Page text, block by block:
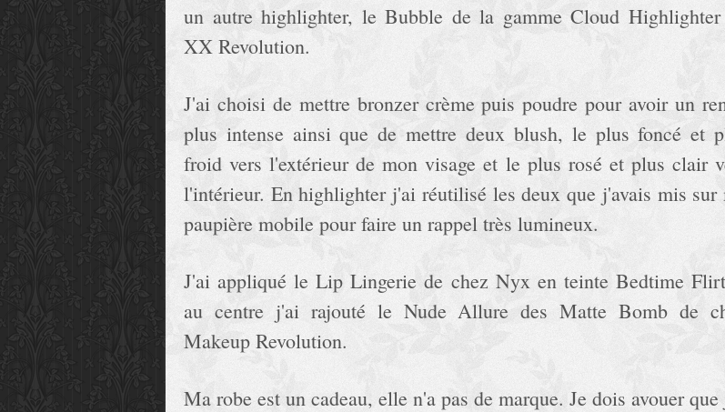
un autre highlighter, le Bubble de la gamme Cloud
XX Revolution.
J'ai choisi de mettre bronzer crème puis poudre pour avoir un
plus intense ainsi que de mettre deux blush, le plus foncé et
froid vers l'extérieur de mon visage et le plus rosé et plus clair
l'intérieur. En highlighter j'ai réutilisé les deux que j'avais mis sur
paupière mobile pour faire un rappel très lumineux.
J'ai appliqué le Lip Lingerie de chez Nyx en teinte Bedtime
au centre j'ai rajouté le Nude Allure des Matte Bomb de
Makeup Revolution.
Ma robe est un cadeau, elle n'a pas de marque. Je dois avouer